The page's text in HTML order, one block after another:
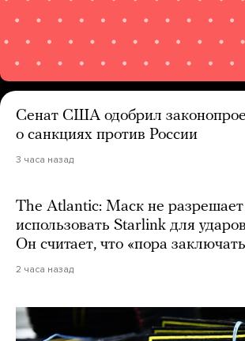
Сенат США одобрил
о санкциях против России
3 часа назад
The Atlantic: Маск не
использовать Starlink для
Он считает, что «пора
2 часа назад